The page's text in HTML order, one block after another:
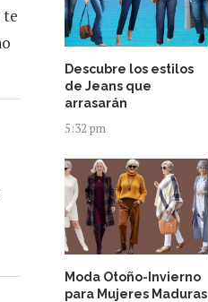
te
Descubre los estilos
de Jeans que
arrasarán
5:32 pm
Moda Otoño-Invierno
para Mujeres Maduras